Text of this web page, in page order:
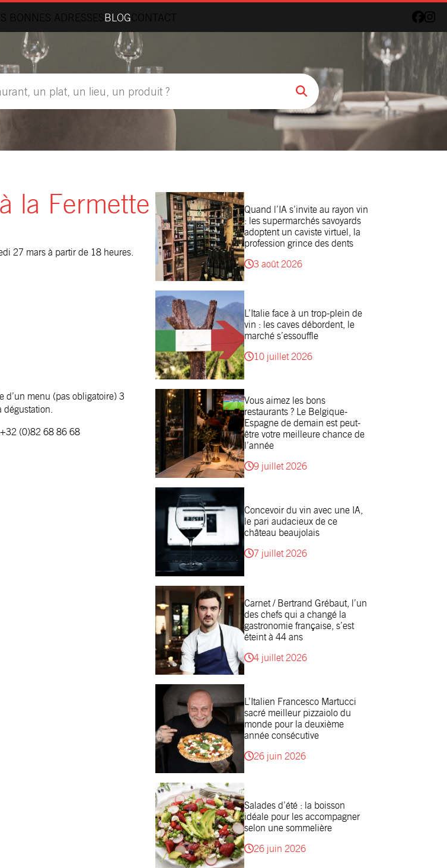
BONNES ADRESSESBLOGCONTACT
la Fermette
27 mars à partir de 18 heures.
d’un menu (pas obligatoire) 3
(0)82 68 86 68
Quand l’IA s’invite au rayon vin
: les supermarchés savoyards
adoptent un caviste virtuel, la
profession grince des dents
3 août 2026
L’Italie face à un trop-plein de
vin : les caves débordent, le
marché s’essouffle
10 juillet 2026
Vous aimez les bons
restaurants ? Le Belgique-
Espagne de demain est peut-
être votre meilleure chance de
l’année
9 juillet 2026
Concevoir du vin avec une IA,
le pari audacieux de ce
château beaujolais
7 juillet 2026
Carnet / Bertrand Grébaut, l’un
des chefs qui a changé la
gastronomie française, s’est
éteint à 44 ans
4 juillet 2026
L’Italien Francesco Martucci
sacré meilleur pizzaiolo du
monde pour la deuxième
année consécutive
26 juin 2026
Salades d’été : la boisson
idéale pour les accompagner
selon une sommelière
26 juin 2026